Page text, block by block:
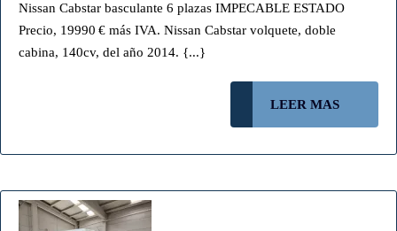
Nissan Cabstar basculante 6 plazas IMPECABLE ESTADO
Precio, 19990 € más IVA. Nissan Cabstar volquete, doble
cabina, 140cv, del año 2014. {...}
LEER MAS
MAS